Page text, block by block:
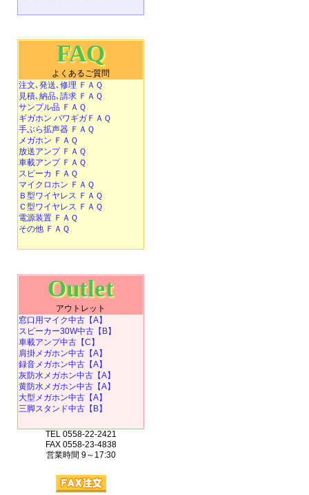
FAQ
よくあるご質問
注文､発送､修理 ＦＡＱ
見積､納品､請求 ＦＡＱ
サンプル品 ＦＡＱ
ギガホン パワギガＦＡＱ
手ぶら拡声器 ＦＡＱ
メガホン ＦＡＱ
放送アンプ ＦＡＱ
車載アンプ ＦＡＱ
スピーカ ＦＡＱ
マイクロホン ＦＡＱ
Ｂ型ワイヤレス ＦＡＱ
Ｃ型ワイヤレス ＦＡＱ
電源装置 ＦＡＱ
その他 ＦＡＱ
Outlet
アウトレット
窓口用マイク中古【A】
スピーカー30W中古【B】
車載アンプ中古【C】
肩掛メガホン中古【A】
録音メガホン中古【A】
灰防水メガホン中古【A】
黄防水メガホン中古【A】
大型メガホン中古【A】
三脚スタンド中古【B】
TEL 0558-22-2421
FAX 0558-23-4838
営業時間 9～17:30